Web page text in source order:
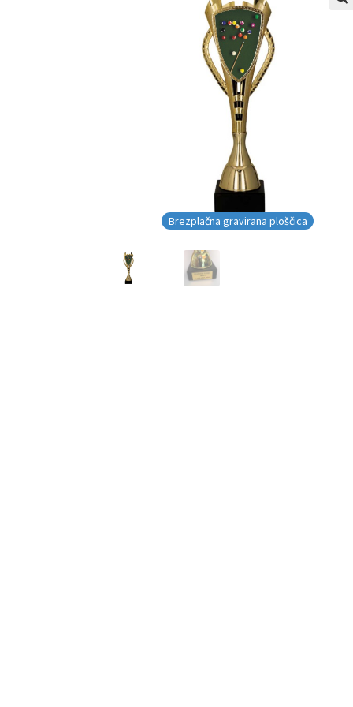
Brezplačna gravirana ploščica